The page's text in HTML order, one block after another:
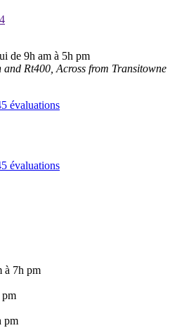
de 9h am à 5h pm
Rt400, Across from Transitowne
évaluations
évaluations
à 7h pm
pm
pm